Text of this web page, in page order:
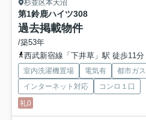
杉並区本天沼
第1鈴鹿ハイツ308
過去掲載物件
/築53年
西武新宿線「下井草」駅 徒歩11分
室内洗濯機置場 電気有 都市ガス
インターネット対応
コンロ１口
礼0